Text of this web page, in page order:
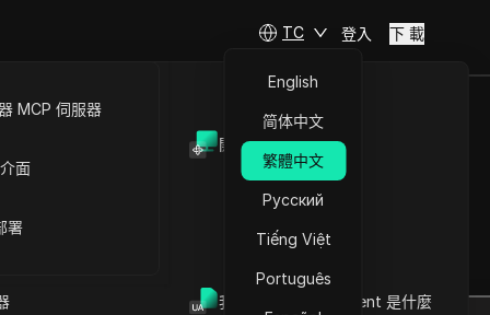
開放API
我的瀏覽器 User Agent 是什麼
MCP 伺服器
面
署
TC
English
简体中文
繁體中文
Русский
Tiếng Việt
Português
登入 下 載